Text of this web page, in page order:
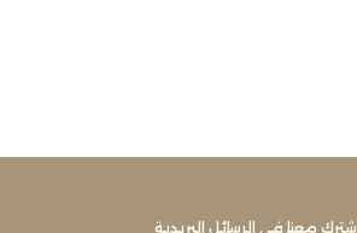
اشترك معنا في الرسائل البريدية